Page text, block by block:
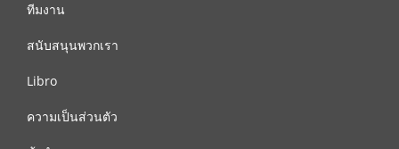
ทีมงาน
สนับสนุนพวกเรา
Libro
ความเป็นส่วนตัว